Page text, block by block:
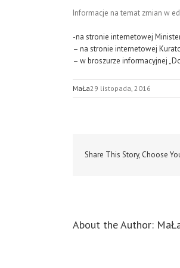
Informacje na temat zmian w
-na stronie internetowej
– na stronie internetowej
– w broszurze informacyjnej
MaŁa29 listopada, 2016
Share This Story, Choose
About the Author: